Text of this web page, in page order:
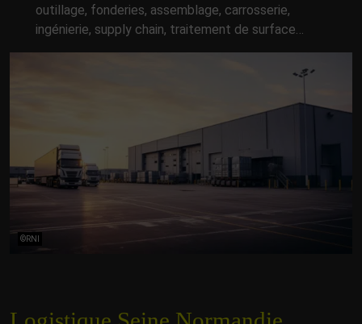
outillage, fonderies, assemblage, carrosserie,
ingénierie, supply chain, traitement de surface…
©RNI